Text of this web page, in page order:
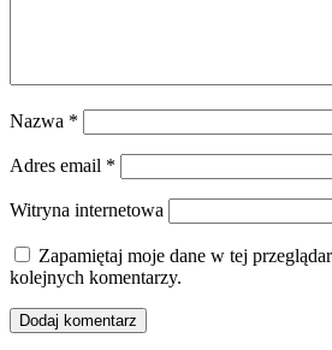
Nazwa *
Adres email *
Witryna internetowa
Zapamiętaj moje dane w tej
kolejnych komentarzy.